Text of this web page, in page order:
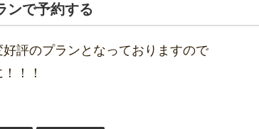
ンで予約する
評のプランとなっておりますので
！！